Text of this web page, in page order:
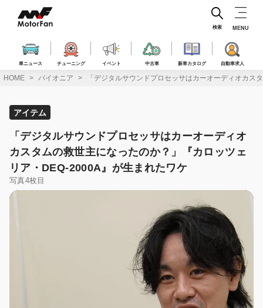
ス
車ニュース チューニング イベント 中古車 新車カタログ 自動車求人
検索 MENU
HOME パイオニア 「デジタルサウンドプロセッサはカーオーディオカ
アイテム
「デジタルサウンドプロセッサはカーオーディオ
カスタムの救世主になったのか？」『カロッツェ
リア・DEQ-2000A』が生まれたワケ
写真4枚目